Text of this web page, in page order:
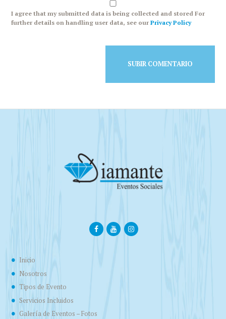
I agree that my submitted data is being collected and stored For
further details on handling user data, see ourPrivacy Policy
Inicio
Nosotros
Tipos de Evento
Servicios Incluidos
Galería de Eventos – Fotos